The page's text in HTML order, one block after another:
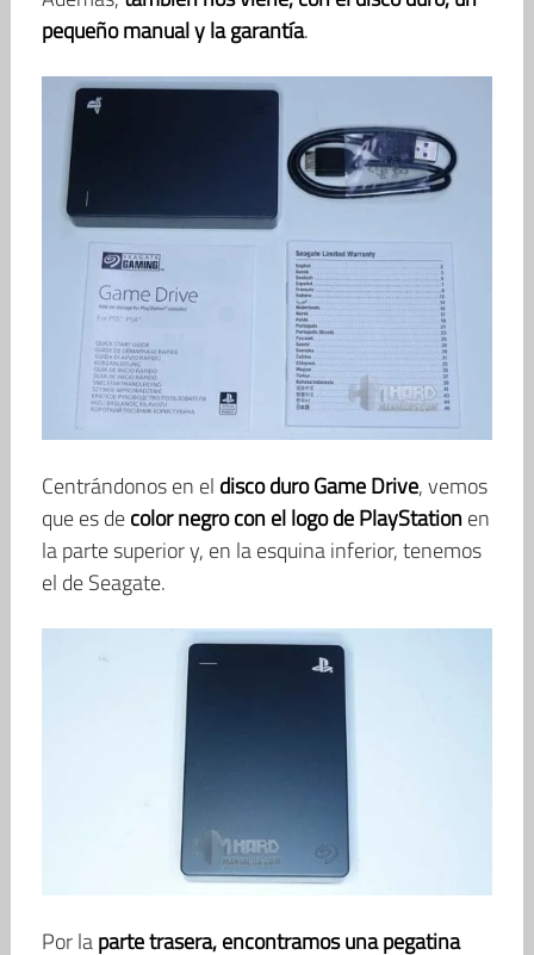
pequeño manual y la garantía.
Centrándonos en el disco duro Game Drive, vemos
que es decolor negro con el logo de PlayStationen
la parte superior y, en la esquina inferior, tenemos
el de Seagate.
Por laparte trasera, encontramos una pegatina